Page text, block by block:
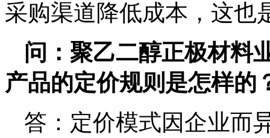
采购渠道降低成本，这也
问：聚乙二醇正极材料
产品的定价规则是怎样的
答：定价模式因企业而